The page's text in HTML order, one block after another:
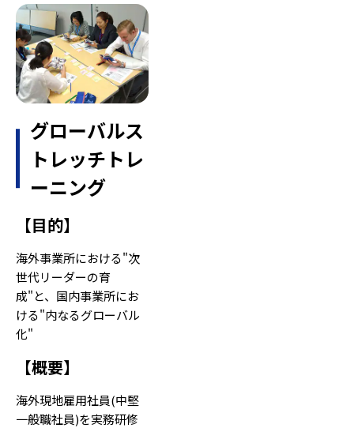
グローバルス
トレッチトレ
ーニング
【目的】
海外事業所における"次
世代リーダーの育
成"と、国内事業所にお
ける"内なるグローバル
化"
【概要】
海外現地雇用社員(中堅
一般職社員)を実務研修